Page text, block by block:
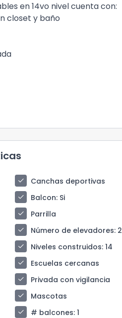
en 14vo nivel cuenta con:
closet y baño
check Canchas deportivas
check Balcon: Si
check Parrilla
check Número de elevadores: 2
check Niveles construidos: 14
check Escuelas cercanas
check Privada con vigilancia
check Mascotas
check # balcones: 1